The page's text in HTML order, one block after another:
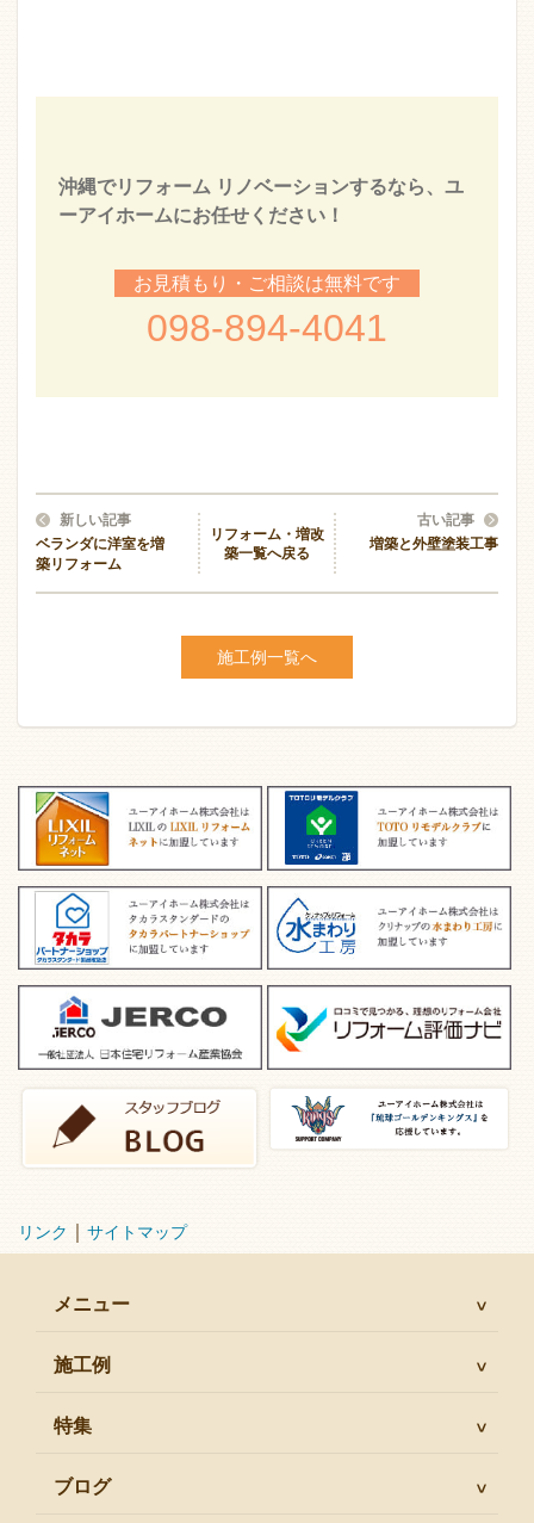
沖縄でリフォーム リノベーションするなら、ユ
ーアイホームにお任せください！
お見積もり・ご相談は無料です
098-894-4041
新しい記事
ベランダに洋室を増
築リフォーム
リフォーム・増改
築一覧へ戻る
古い記事
増築と外壁塗装工事
施工例一覧へ
リンク サイトマップ
メニュー
施工例
特集
ブログ